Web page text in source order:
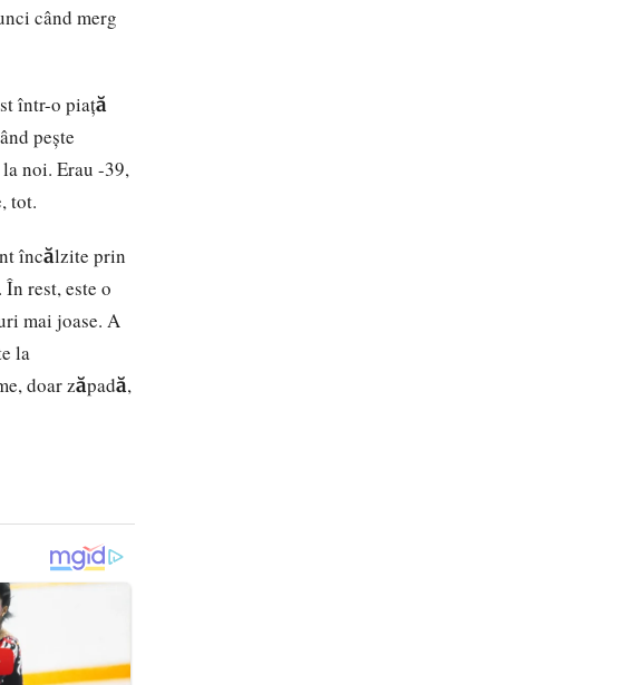
când merg
într-o piaţă
peşte
noi. Erau -39,
tot.
încălzite prin
rest, este o
mai joase. A
la
doar zăpadă,